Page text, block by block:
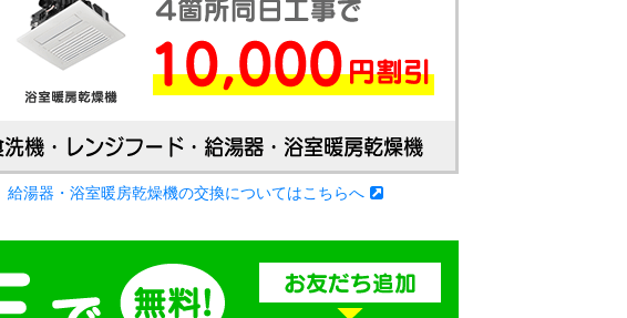
給湯器・浴室暖房乾燥機の交換についてはこちらへ